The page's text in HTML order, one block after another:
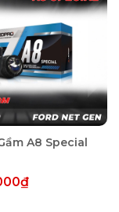
A8 Special